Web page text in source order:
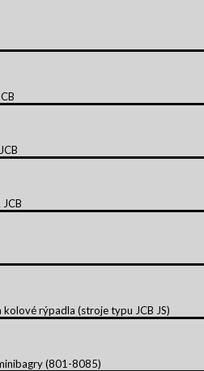
kolové rýpadla (stroje typu JCB JS)
(801-8085)